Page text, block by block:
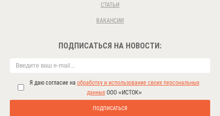
СТАТЬИ
ВАКАНСИИ
ПОДПИСАТЬСЯ НА НОВОСТИ:
Я даю согласие на обработку и использование своих персональных
данныхООО «ИСТОК»
ПОДПИСАТЬСЯ